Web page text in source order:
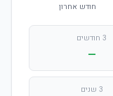
3 חודשים
—
3 שנים